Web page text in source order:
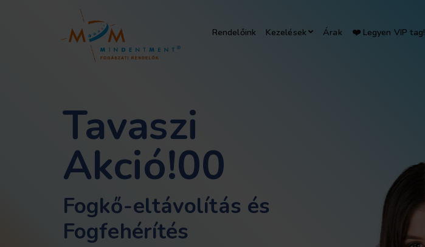
Rendelőink Kezelések Árak ❤️ Legyen VIP tag!
Tavaszi
Akció!00
Fogkő-eltávolítás és
Fogfehérítés